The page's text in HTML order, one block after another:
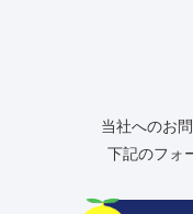
当社へのお
下記のフォ